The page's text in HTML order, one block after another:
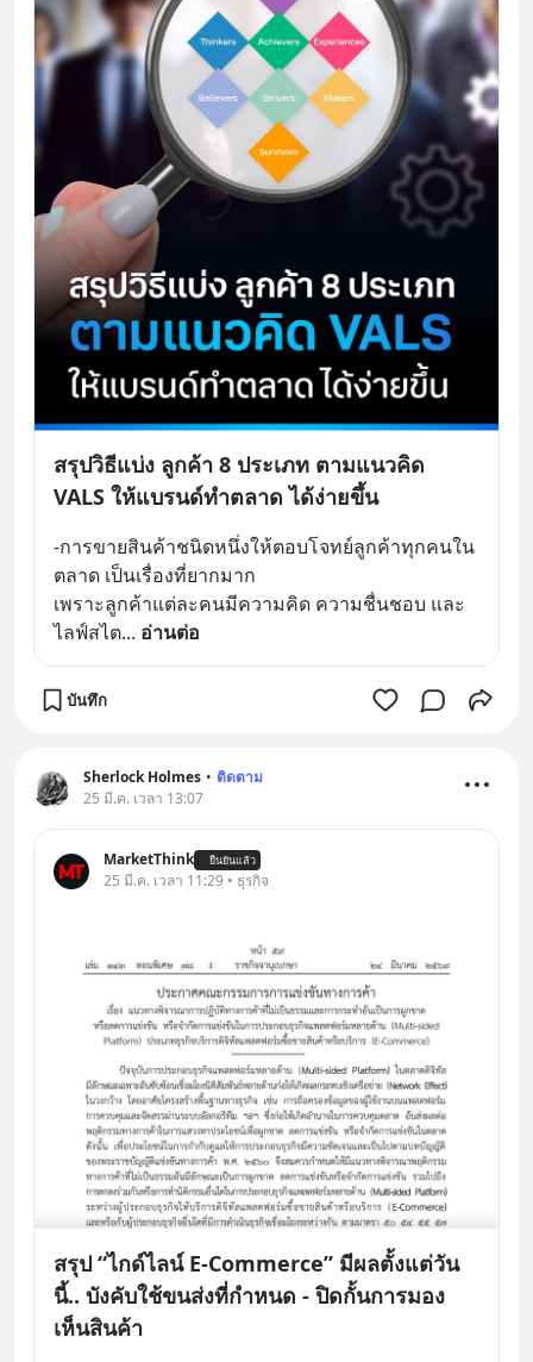
สรุปวิธีแบ่ง ลูกค้า 8 ประเภท ตามแนวคิด
VALS ให้แบรนด์ทำตลาด ได้ง่ายขึ้น
-การขายสินค้าชนิดหนึ่งให้ตอบโจทย์ลูกค้าทุกคนใน
ตลาด เป็นเรื่องที่ยากมาก
เพราะลูกค้าแต่ละคนมีความคิด ความชื่นชอบ และ
ไลฟ์สไต... อ่านต่อ
บันทึก
Sherlock Holmes • ติดตาม
25 มี.ค. เวลา 13:07
MarketThink ยืนยันแล้ว
25 มี.ค. เวลา 11:29 • ธุรกิจ
สรุป “ไกด์ไลน์ E-Commerce” มีผลตั้งแต่วัน
นี้.. บังคับใช้ขนส่งที่กำหนด - ปิดกั้นการมอง
เห็นสินค้า